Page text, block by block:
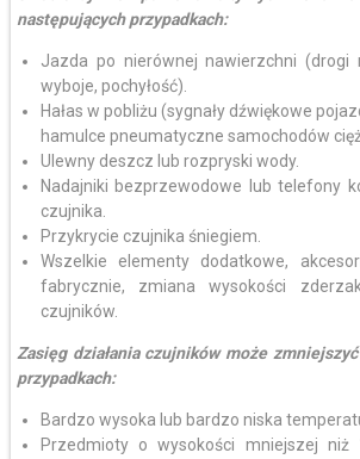
następujących przypadkach:
Jazda po nierównej nawierzchni (drogi
wyboje, pochyłość).
Hałas w pobliżu (sygnały dźwiękowe
hamulce pneumatyczne samochodów
Ulewny deszcz lub rozpryski wody.
Nadajniki bezprzewodowe lub telefony
czujnika.
Przykrycie czujnika śniegiem.
Wszelkie elementy dodatkowe,
fabrycznie, zmiana wysokości
czujników.
Zasięg działania czujników może
przypadkach:
Bardzo wysoka lub bardzo niska
Przedmioty o wysokości mniejszej